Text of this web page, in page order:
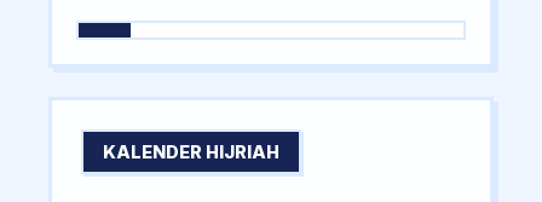
KALENDER HIJRIAH